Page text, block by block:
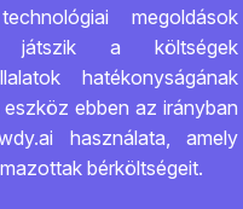
megoldások
játszik a költségek
hatékonyságának
ebben az irányban
használata, amely
bérköltségeit.